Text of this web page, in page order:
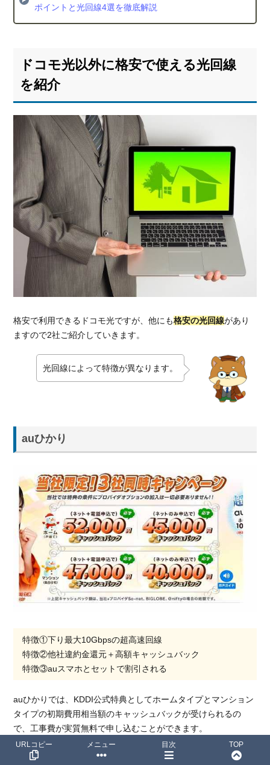
ポイントと光回線4選を徹底解説
ドコモ光以外に格安で使える光回線
を紹介
格安で利用できるドコモ光ですが、他にも格安の光回線があり
ますので2社ご紹介していきます。
光回線によって特徴が異なります。
auひかり
特徴①下り最大10Gbpsの超高速回線
特徴②他社違約金還元＋高額キャッシュバック
特徴③auスマホとセットで割引される
auひかりでは、KDDI公式特典としてホームタイプとマンション
タイプの初期費用相当額のキャッシュバックが受けられるの
で、工事費が実質無料で申し込むことができます。
さらにKDDI正規代理店のNNコミュニケーションズから、ネット
URLコピー メニュー 目次 TOP